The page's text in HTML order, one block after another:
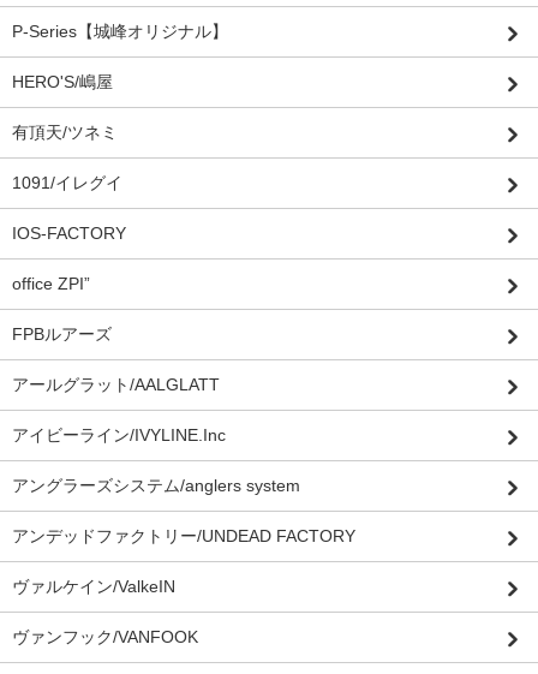
P-Series【城峰オリジナル】
HERO'S/嶋屋
有頂天/ツネミ
1091/イレグイ
IOS-FACTORY
office ZPI”
FPBルアーズ
アールグラット/AALGLATT
アイビーライン/IVYLINE.Inc
アングラーズシステム/anglers system
アンデッドファクトリー/UNDEAD FACTORY
ヴァルケイン/ValkeIN
ヴァンフック/VANFOOK